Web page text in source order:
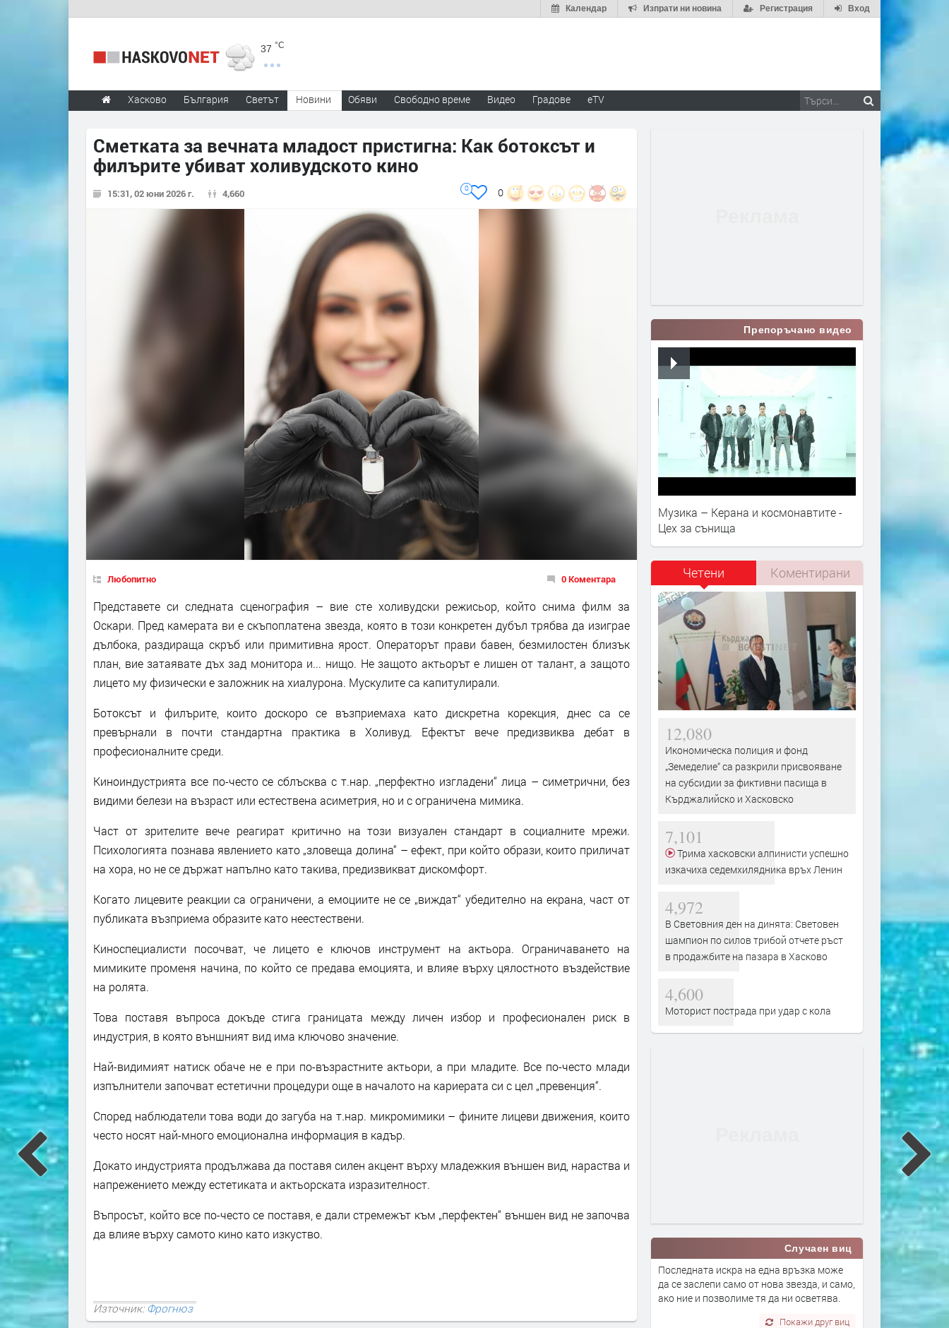
Вход
Регистрация
Изпрати ни новина
Календар
37 °C
Хасково България Светът Новини Обяви Свободно време Видео Градове eTV
Сметката за вечната младост пристигна: Как ботоксът и
филърите убиват холивудското кино
15:31, 02 юни 2026 г. 4,660 0
0
Любопитно 0 Коментара
Представете си следната сценография – вие сте холивудски режисьор, който снима филм за
Оскари. Пред камерата ви е скъпоплатена звезда, която в този конкретен дубъл трябва да изиграе
дълбока, раздираща скръб или примитивна ярост. Операторът прави бавен, безмилостен близък
план, вие затаявате дъх зад монитора и... нищо. Не защото актьорът е лишен от талант, а защото
лицето му физически е заложник на хиалурона. Мускулите са капитулирали.
Ботоксът и филърите, които доскоро се възприемаха като дискретна корекция, днес са се
превърнали в почти стандартна практика в Холивуд. Ефектът вече предизвиква дебат в
професионалните среди.
Киноиндустрията все по-често се сблъсква с т.нар. „перфектно изгладени“ лица – симетрични, без
видими белези на възраст или естествена асиметрия, но и с ограничена мимика.
Част от зрителите вече реагират критично на този визуален стандарт в социалните мрежи.
Психологията познава явлението като „зловеща долина“ – ефект, при който образи, които приличат
на хора, но не се държат напълно като такива, предизвикват дискомфорт.
Когато лицевите реакции са ограничени, а емоциите не се „виждат“ убедително на екрана, част от
публиката възприема образите като неестествени.
Киноспециалисти посочват, че лицето е ключов инструмент на актьора. Ограничаването на
мимиките променя начина, по който се предава емоцията, и влияе върху цялостното въздействие
на ролята.
Това поставя въпроса докъде стига границата между личен избор и професионален риск в
индустрия, в която външният вид има ключово значение.
Най-видимият натиск обаче не е при по-възрастните актьори, а при младите. Все по-често млади
изпълнители започват естетични процедури още в началото на кариерата си с цел „превенция“.
Според наблюдатели това води до загуба на т.нар. микромимики – фините лицеви движения, които
често носят най-много емоционална информация в кадър.
Докато индустрията продължава да поставя силен акцент върху младежкия външен вид, нараства и
напрежението между естетиката и актьорската изразителност.
Въпросът, който все по-често се поставя, е дали стремежът към „перфектен“ външен вид не започва
да влияе върху самото кино като изкуство.
Източник:Фрогнюз
Препоръчано видео
Музика – Керана и космонавтите -
Цех за сънища
Четени Коментирани
12,080
Икономическа полиция и фонд
„Земеделие“ са разкрили присвояване
на субсидии за фиктивни пасища в
Кърджалийско и Хасковско
7,101
Трима хасковски алпинисти успешно
изкачиха седемхилядника връх Ленин
4,972
В Световния ден на динята: Световен
шампион по силов трибой отчете ръст
в продажбите на пазара в Хасково
4,600
Моторист пострада при удар с кола
Случаен виц
Последната искра на една връзка може
да се заслепи само от нова звезда, и само,
ако ние и позволиме тя да ни осветява.
Покажи друг виц